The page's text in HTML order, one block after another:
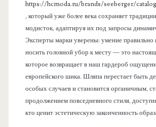
https://hcmoda.ru/brands/seeberger/catalog
, который уже более века сохраняет
модисток, адаптируя их под запросы
Эксперты марки уверены: умение правильно
носить головной убор к месту — это
которое возвращает в наш гардероб
европейского шика. Шляпа перестает быть
особых случаев и становится органичным,
продолжением повседневного стиля,
кто ценит эстетическую законченность